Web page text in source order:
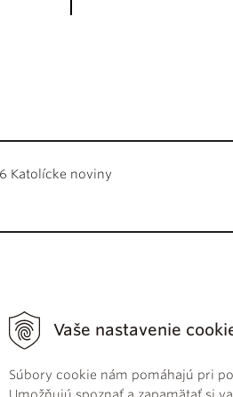
Vaše nastavenie
Súbory cookie nám pomáhajú pri
Katolícke noviny
pápežov
vatikánskych úradov
koncil
KBS